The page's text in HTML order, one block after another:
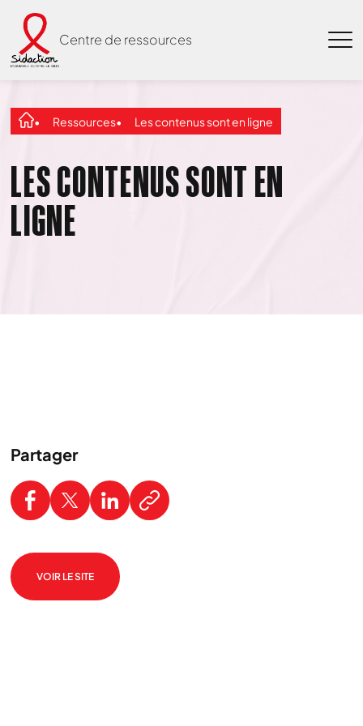
Centre de ressources
Ressources Les contenus sont en ligne
LES CONTENUS SONT EN
LIGNE
Partager
VOIR LE SITE